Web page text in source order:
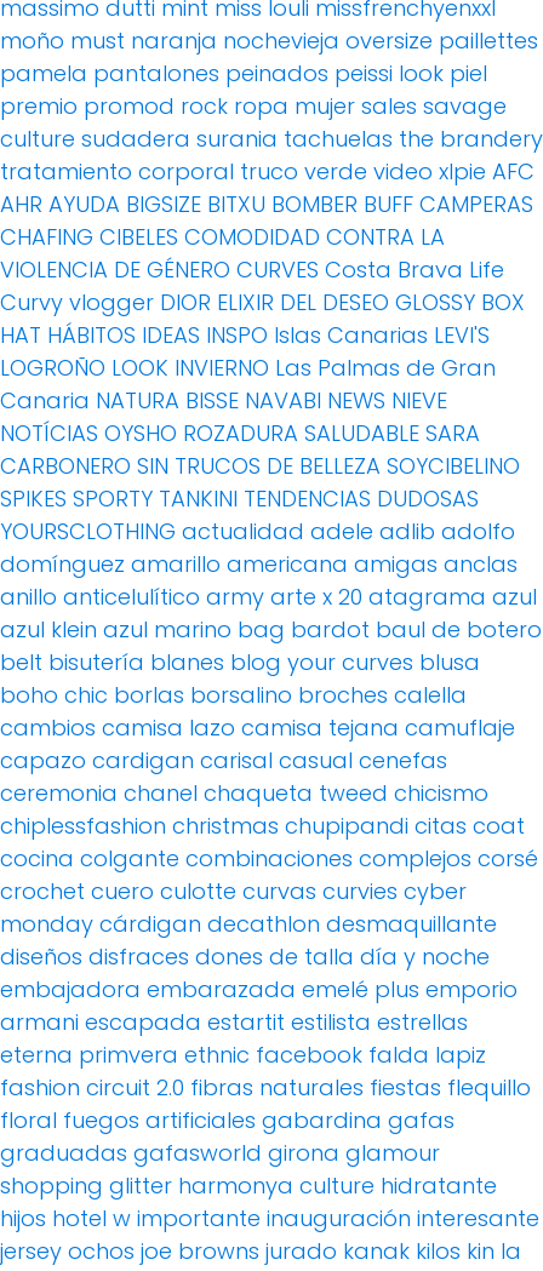
massimo dutti mint miss louli missfrenchyenxxl
moño must naranja nochevieja oversize paillettes
pamela pantalones peinados peissi look piel
premio promod rock ropa mujer sales savage
culture sudadera surania tachuelas the brandery
tratamiento corporal truco verde video xlpie AFC
AHR AYUDA BIGSIZE BITXU BOMBER BUFF CAMPERAS
CHAFING CIBELES COMODIDAD CONTRA LA
VIOLENCIA DE GÉNERO CURVES Costa Brava Life
Curvy vlogger DIOR ELIXIR DEL DESEO GLOSSY BOX
HAT HÁBITOS IDEAS INSPO Islas Canarias LEVI'S
LOGROÑO LOOK INVIERNO Las Palmas de Gran
Canaria NATURA BISSE NAVABI NEWS NIEVE
NOTÍCIAS OYSHO ROZADURA SALUDABLE SARA
CARBONERO SIN TRUCOS DE BELLEZA SOYCIBELINO
SPIKES SPORTY TANKINI TENDENCIAS DUDOSAS
YOURSCLOTHING actualidad adele adlib adolfo
domínguez amarillo americana amigas anclas
anillo anticelulítico army arte x 20 atagrama azul
azul klein azul marino bag bardot baul de botero
belt bisutería blanes blog your curves blusa
boho chic borlas borsalino broches calella
cambios camisa lazo camisa tejana camuflaje
capazo cardigan carisal casual cenefas
ceremonia chanel chaqueta tweed chicismo
chiplessfashion christmas chupipandi citas coat
cocina colgante combinaciones complejos corsé
crochet cuero culotte curvas curvies cyber
monday cárdigan decathlon desmaquillante
diseños disfraces dones de talla día y noche
embajadora embarazada emelé plus emporio
armani escapada estartit estilista estrellas
eterna primvera ethnic facebook falda lapiz
fashion circuit 2.0 fibras naturales fiestas flequillo
floral fuegos artificiales gabardina gafas
graduadas gafasworld girona glamour
shopping glitter harmonya culture hidratante
hijos hotel w importante inauguración interesante
jersey ochos joe browns jurado kanak kilos kin la